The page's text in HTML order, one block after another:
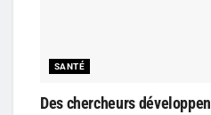
SANTÉ
Des chercheurs